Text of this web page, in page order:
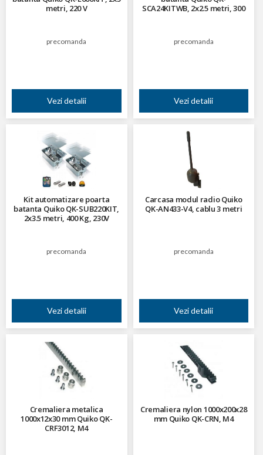
metri, 220 V
precomanda
Vezi detalii
SCA24KITWB, 2x2.5 metri, 300
precomanda
Vezi detalii
Kit automatizare poarta
batanta Quiko QK-SUB220KIT,
2x3.5 metri, 400 Kg, 230V
precomanda
Vezi detalii
Carcasa modul radio Quiko
QK-AN433-V4, cablu 3 metri
precomanda
Vezi detalii
Cremaliera metalica
1000x12x30 mm Quiko QK-
CRF3012, M4
Cremaliera nylon 1000x200x28
mm Quiko QK-CRN, M4